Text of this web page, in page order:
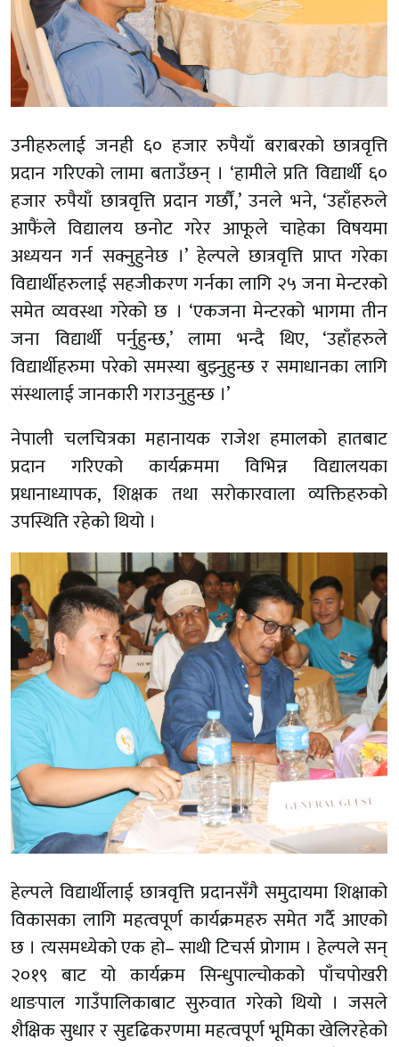
उनीहरुलाई जनही ६० हजार रुपैयाँ बराबरको छात्रवृत्ति
प्रदान गरिएको लामा बताउँछन् । ‘हामीले प्रति विद्यार्थी ६०
हजार रुपैयाँ छात्रवृत्ति प्रदान गर्छौं,’ उनले भने, ‘उहाँहरुले
आफैंले विद्यालय छनोट गरेर आफूले चाहेका विषयमा
अध्ययन गर्न सक्नुहुनेछ ।’ हेल्पले छात्रवृत्ति प्राप्त गरेका
विद्यार्थीहरुलाई सहजीकरण गर्नका लागि २५ जना मेन्टरको
समेत व्यवस्था गरेको छ । ‘एकजना मेन्टरको भागमा तीन
जना विद्यार्थी पर्नुहुन्छ,’ लामा भन्दै थिए, ‘उहाँहरुले
विद्यार्थीहरुमा परेको समस्या बुझ्नुहुन्छ र समाधानका लागि
संस्थालाई जानकारी गराउनुहुन्छ ।’
नेपाली चलचित्रका महानायक राजेश हमालको हातबाट
प्रदान गरिएको कार्यक्रममा विभिन्न विद्यालयका
प्रधानाध्यापक, शिक्षक तथा सरोकारवाला व्यक्तिहरुको
उपस्थिति रहेको थियो ।
हेल्पले विद्यार्थीलाई छात्रवृत्ति प्रदानसँगै समुदायमा शिक्षाको
विकासका लागि महत्वपूर्ण कार्यक्रमहरु समेत गर्दै आएको
छ । त्यसमध्येको एक हो– साथी टिचर्स प्रोगाम । हेल्पले सन्
२०१९ बाट यो कार्यक्रम सिन्धुपाल्चोकको पाँचपोखरी
थाङपाल गाउँपालिकाबाट सुरुवात गरेको थियो । जसले
शैक्षिक सुधार र सुदृढिकरणमा महत्वपूर्ण भूमिका खेलिरहेको